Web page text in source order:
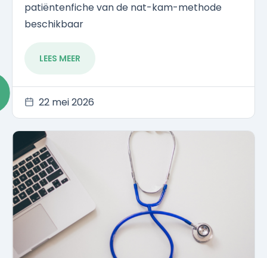
patiëntenfiche van de nat-kam-methode
beschikbaar
LEES MEER
22 mei 2026